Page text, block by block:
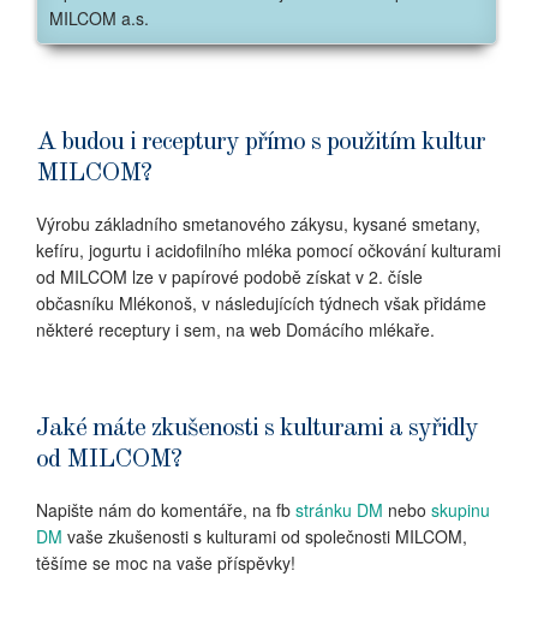
MILCOM a.s.
A budou i receptury přímo s použitím kultur
MILCOM?
Výrobu základního smetanového zákysu, kysané smetany,
kefíru, jogurtu i acidofilního mléka pomocí očkování kulturami
od MILCOM lze v papírové podobě získat v 2. čísle
občasníku Mlékonoš, v následujících týdnech však přidáme
některé receptury i sem, na web Domácího mlékaře.
Jaké máte zkušenosti s kulturami a syřidly
od MILCOM?
Napište nám do komentáře, na fb stránku DM nebo skupinu
DM vaše zkušenosti s kulturami od společnosti MILCOM,
těšíme se moc na vaše příspěvky!